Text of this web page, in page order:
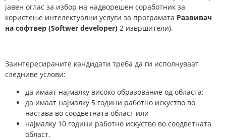
јавен оглас за избор на надворешен соработник за
користење интелектуални услуги за програматa Развивач
на софтвер (Softwer developer) 2 извршители).
Заинтересираните кандидати треба да ги исполнуваат
следниве услови:
да имаат најмалку високо образование од областа;
да имаат најмалку 5 години работно искуство во
настава во соодветната област или
најмалку 10 години работно искуство во соодветната
област.